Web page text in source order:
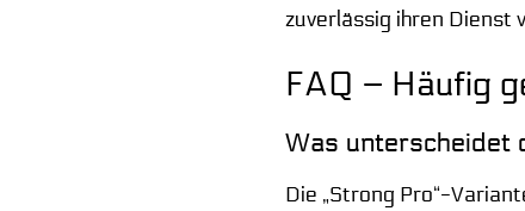
zuverlässig ihren Dienst
FAQ – Häufig
Was unterscheidet
Die „Strong Pro“-